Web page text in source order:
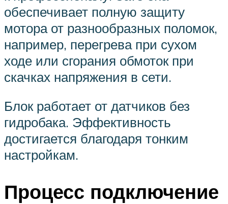
обеспечивает полную защиту
мотора от разнообразных поломок,
например, перегрева при сухом
ходе или сгорания обмоток при
скачках напряжения в сети.
Блок работает от датчиков без
гидробака. Эффективность
достигается благодаря тонким
настройкам.
Процесс подключение